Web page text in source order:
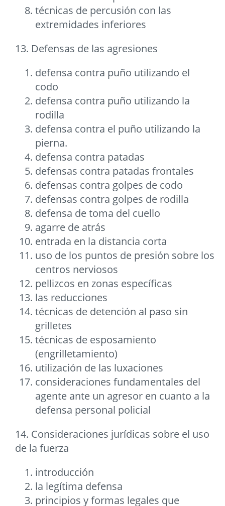
técnicas de percusión con las
extremidades inferiores
13. Defensas de las agresiones
defensa contra puño utilizando el
codo
defensa contra puño utilizando la
rodilla
defensa contra el puño utilizando la
pierna.
defensa contra patadas
defensas contra patadas frontales
defensas contra golpes de codo
defensas contra golpes de rodilla
defensa de toma del cuello
agarre de atrás
entrada en la distancia corta
uso de los puntos de presión sobre los
centros nerviosos
pellizcos en zonas específicas
las reducciones
técnicas de detención al paso sin
grilletes
técnicas de esposamiento
(engrilletamiento)
utilización de las luxaciones
consideraciones fundamentales del
agente ante un agresor en cuanto a la
defensa personal policial
14. Consideraciones jurídicas sobre el uso
de la fuerza
introducción
la legítima defensa
principios y formas legales que